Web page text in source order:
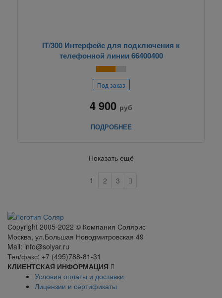
IT/300 Интерфейс для подключения к
телефонной линии 66400400
Под заказ
4 900 руб
ПОДРОБНЕЕ
Показать ещё
1 2 3
Сopyright 2005-2022 © Компания Солярис
Москва, ул.Большая Новодмитровская 49
Mail: info@solyar.ru
Тел/факс: +7 (495)788-81-31
КЛИЕНТСКАЯ ИНФОРМАЦИЯ
Условия оплаты и доставки
Лицензии и сертификаты